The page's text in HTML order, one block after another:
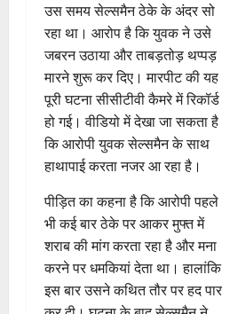
उस समय सेल्समैन ठेके के अंदर सो
रहा था। आरोप है कि युवक ने उसे
जबरन उठाया और ताबड़तोड़ थप्पड़
मारने शुरू कर दिए। मारपीट की यह
पूरी घटना सीसीटीवी कैमरे में रिकॉर्ड
हो गई। वीडियो में देखा जा सकता है
कि आरोपी युवक सेल्समैन के साथ
हाथापाई करता नजर आ रहा है।
पीड़ित का कहना है कि आरोपी पहले
भी कई बार ठेके पर आकर मुफ्त में
शराब की मांग करता रहा है और मना
करने पर धमकियां देता था। हालांकि
इस बार उसने कथित तौर पर हद पार